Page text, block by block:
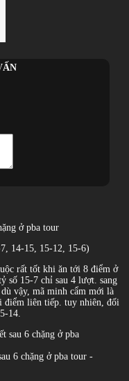
ở pba tour
14-15, 15-12, 15-6)
rất tốt khi ăn tới 8 điểm ở
số 15-7 chỉ sau 4 lượt. sang
vậy, mã minh cẩm mới là
liên tiếp. tuy nhiên, đối
14.
6 chặng ở pba tour -